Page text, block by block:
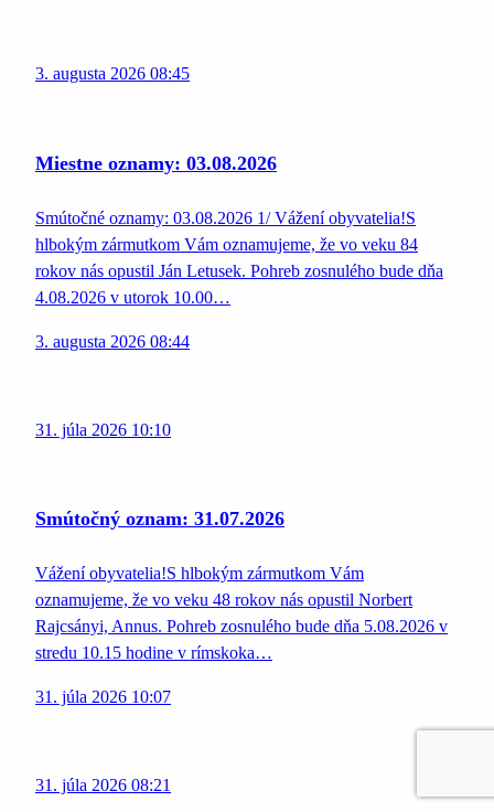
3. augusta 2026 08:45
Miestne oznamy: 03.08.2026
Smútočné oznamy: 03.08.2026 1/ Vážení obyvatelia!S
hlbokým zármutkom Vám oznamujeme, že vo veku 84
rokov nás opustil Ján Letusek. Pohreb zosnulého bude dňa
4.08.2026 v utorok 10.00…
3. augusta 2026 08:44
31. júla 2026 10:10
Smútočný oznam: 31.07.2026
Vážení obyvatelia!S hlbokým zármutkom Vám
oznamujeme, že vo veku 48 rokov nás opustil Norbert
Rajcsányi, Annus. Pohreb zosnulého bude dňa 5.08.2026 v
stredu 10.15 hodine v rímskoka…
31. júla 2026 10:07
31. júla 2026 08:21